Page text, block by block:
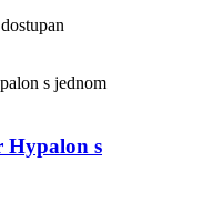
Hypalon s